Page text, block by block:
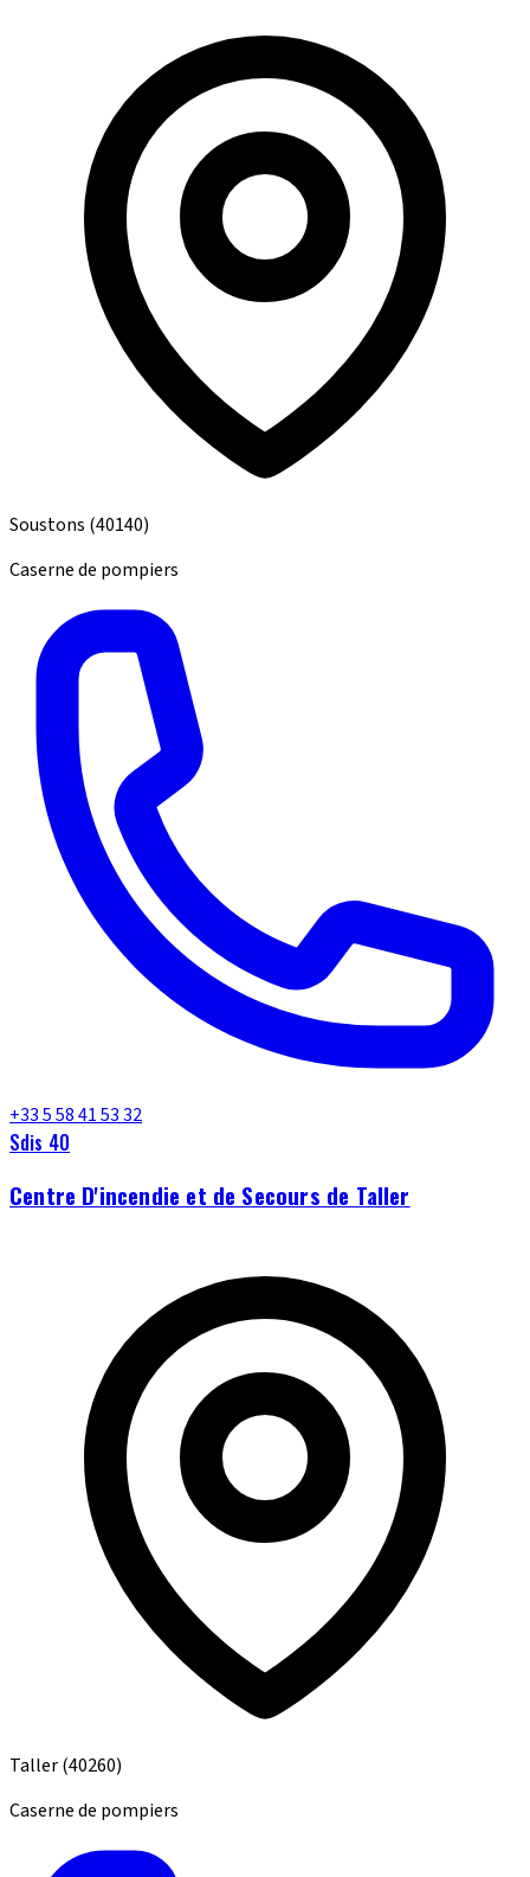
Soustons (40140)
Caserne de pompiers
+33 5 58 41 53 32
Sdis 40
Centre D'incendie et de Secours de Taller
Taller(40260)
Caserne de pompiers